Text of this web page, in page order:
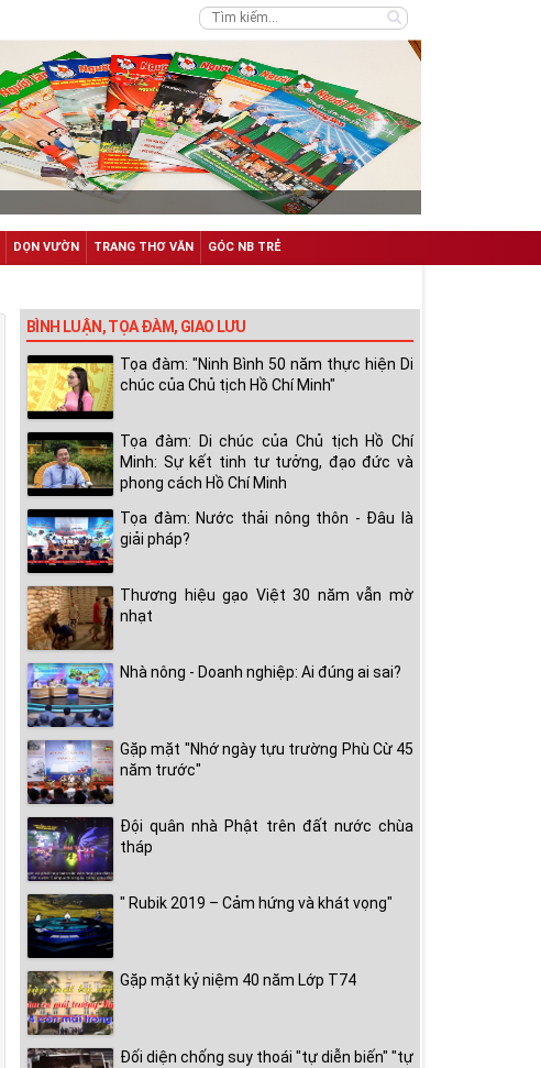
DỌN VƯỜN TRANG THƠ VĂN GÓC NB TRẺ
BÌNH LUẬN, TỌA ĐÀM, GIAO LƯU
Tọa đàm: "Ninh Bình 50 năm thực hiện Di
chúc của Chủ tịch Hồ Chí Minh"
Tọa đàm: Di chúc của Chủ tịch Hồ Chí
Minh: Sự kết tinh tư tưởng, đạo đức và
phong cách Hồ Chí Minh
Tọa đàm: Nước thải nông thôn - Đâu là
giải pháp?
Thương hiệu gạo Việt 30 năm vẫn mờ
nhạt
Nhà nông - Doanh nghiệp: Ai đúng ai sai?
Gặp mặt "Nhớ ngày tựu trường Phù Cừ 45
năm trước"
Đội quân nhà Phật trên đất nước chùa
tháp
" Rubik 2019 – Cảm hứng và khát vọng"
Gặp mặt kỷ niệm 40 năm Lớp T74
Đối diện chống suy thoái "tự diễn biến" "tự